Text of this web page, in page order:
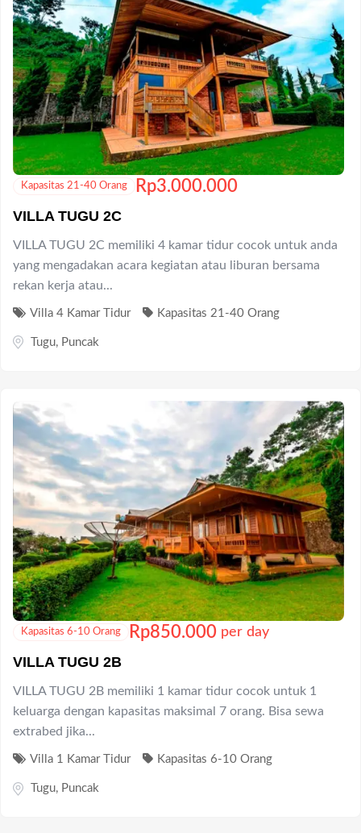
Kapasitas 21-40 Orang Rp3.000.000
VILLA TUGU 2C
VILLA TUGU 2C memiliki 4 kamar tidur cocok untuk anda
yang mengadakan acara kegiatan atau liburan bersama
rekan kerja atau...
Villa 4 Kamar Tidur Kapasitas 21-40 Orang
Tugu, Puncak
Kapasitas 6-10 Orang Rp850.000 per day
VILLA TUGU 2B
VILLA TUGU 2B memiliki 1 kamar tidur cocok untuk 1
keluarga dengan kapasitas maksimal 7 orang. Bisa sewa
extrabed jika...
Villa 1 Kamar Tidur Kapasitas 6-10 Orang
Tugu, Puncak